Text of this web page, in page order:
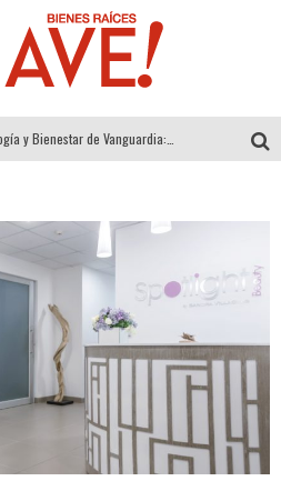
Alexandra Bedoya – La Constancia detrás de La Paletería